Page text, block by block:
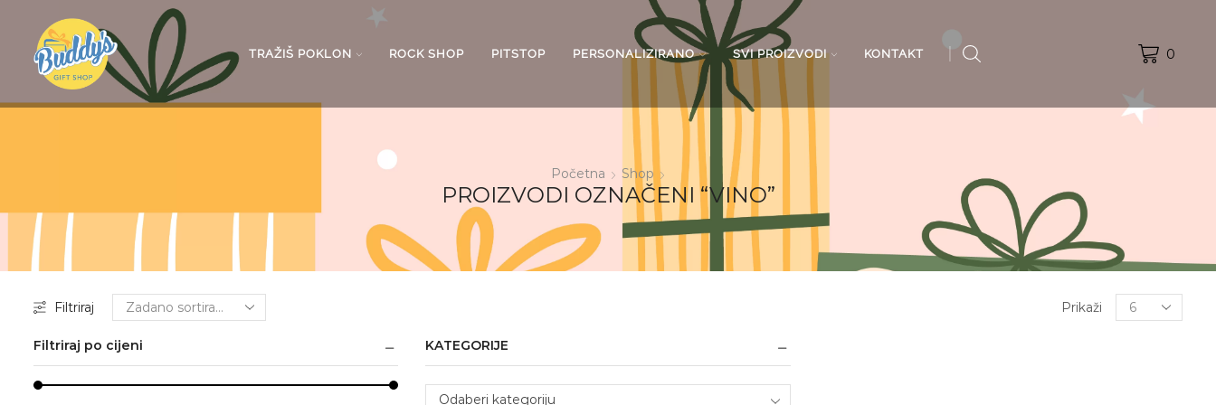
TRAŽIŠ POKLON ROCK SHOP PITSTOP PERSONALIZIRANO SVI PROIZVODI KONTAKT 0
Početna Shop
PROIZVODI OZNAČENI “VINO”
Filtriraj Prikaži
Products
per
Filtriraj po cijeni KATEGORIJE
Odaberi kategoriju